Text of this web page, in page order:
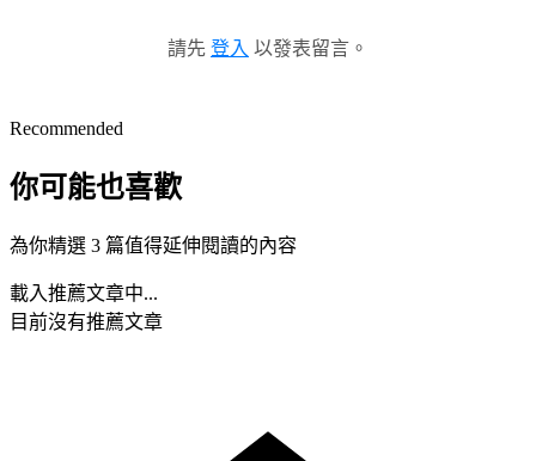
請先 登入 以發表留言。
Recommended
你可能也喜歡
為你精選 3 篇值得延伸閱讀的內容
載入推薦文章中...
目前沒有推薦文章